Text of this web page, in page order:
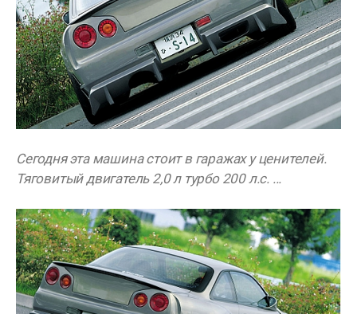
Сегодня эта машина стоит в гаражах у ценителей.
Тяговитый двигатель 2,0 л турбо 200 л.с. ...